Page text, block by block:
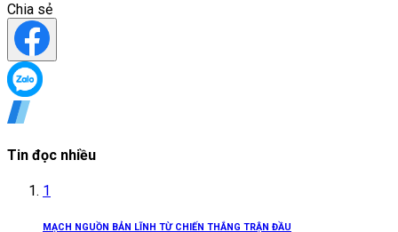
Chia sẻ
Tin đọc nhiều
1
MẠCH NGUỒN BẢN LĨNH TỪ CHIẾN THẮNG TRẬN ĐẦU